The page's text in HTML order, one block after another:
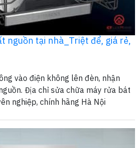
nguồn tại nhà_Triệt để, giá rẻ,
vào điện không lên đèn, nhận
Địa chỉ sửa chữa máy rửa bát
nghiệp, chính hãng Hà Nội